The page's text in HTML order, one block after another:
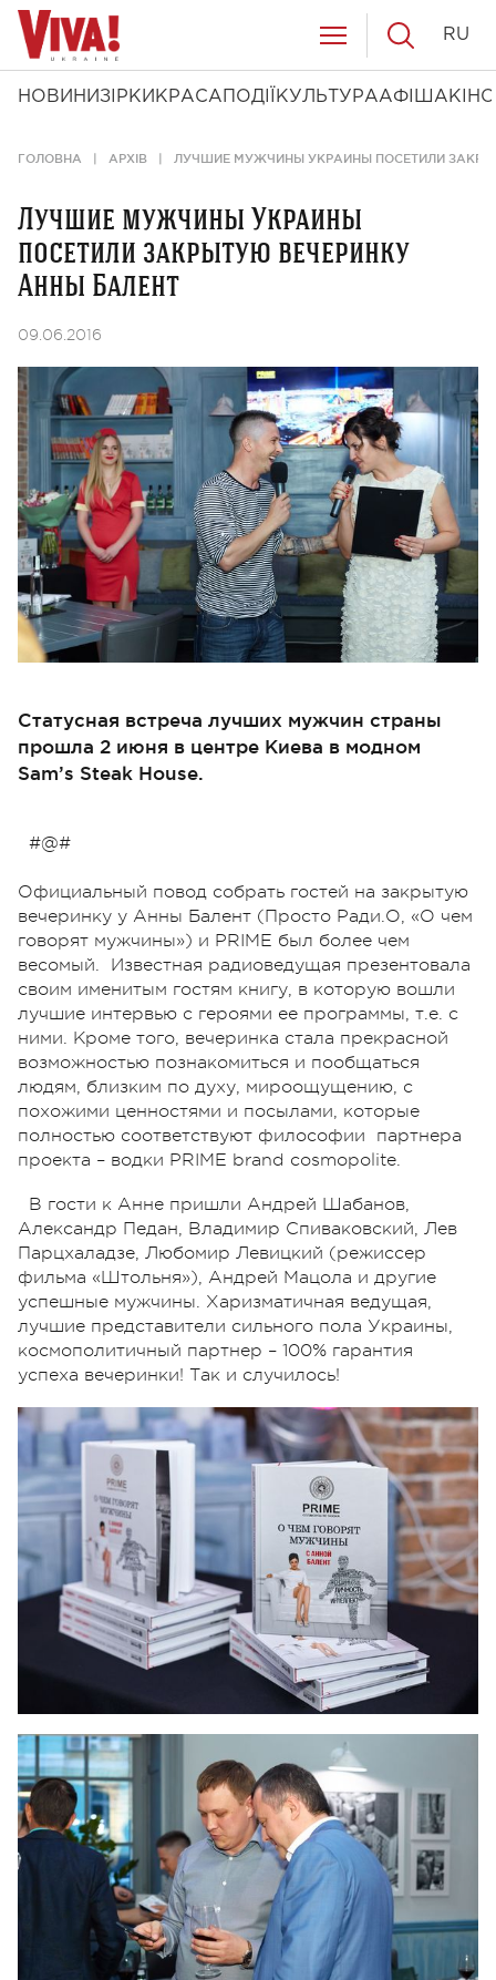
НОВИНИ ЗІРКИ КРАСА ПОДІЇ КУЛЬТУРААФІША КІНО
RU
ГОЛОВНА АРХІВ ЛУЧШИЕ МУЖЧИНЫ УКРАИНЫ ПОСЕТИЛИ
Лучшие мужчины Украины
посетили закрытую вечеринку
Анны Балент
09.06.2016
Статусная встреча лучших мужчин страны
прошла 2 июня в центре Киева в модном
Sam’s Steak House.
#@#
Официальный повод собрать гостей на закрытую
вечеринку у Анны Балент (Просто Ради.О, «О чем
говорят мужчины») и PRIME был более чем
весомый. Известная радиоведущая презентовала
своим именитым гостям книгу, в которую вошли
лучшие интервью с героями ее программы, т.е. с
ними. Кроме того, вечеринка стала прекрасной
возможностью познакомиться и пообщаться
людям, близким по духу, мироощущению, с
похожими ценностями и посылами, которые
полностью соответствуют философии партнера
проекта – водки PRIME brand cosmopolite.
В гости к Анне пришли Андрей Шабанов,
Александр Педан, Владимир Спиваковский, Лев
Парцхаладзе, Любомир Левицкий (режиссер
фильма «Штольня»), Андрей Мацола и другие
успешные мужчины. Харизматичная ведущая,
лучшие представители сильного пола Украины,
космополитичный партнер – 100% гарантия
успеха вечеринки! Так и случилось!